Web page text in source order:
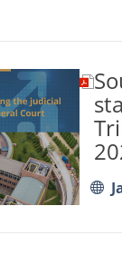
ve
PDF
se
otevře
na
nové